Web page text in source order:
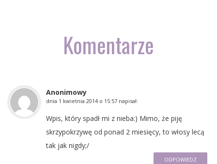
Komentarze
Anonimowy
dnia 1 kwietnia 2014 o 15:57 napisał:
Wpis, który spadł mi z nieba:) Mimo, że piję
skrzypokrzywę od ponad 2 miesięcy, to włosy lecą
tak jak nigdy;/
ODPOWIEDZ